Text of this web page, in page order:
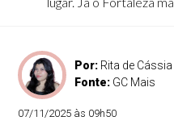
Por: Rita de Cássia
Fonte: GC Mais
07/11/2025 às 09h50